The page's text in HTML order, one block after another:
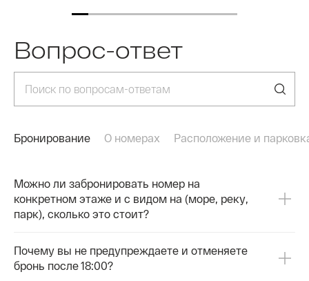
💻 Или бронируйте онлайн:
hotel-vladivostok
📍 г. Владивосток, ул. Набережная, д.10
Вопрос-ответ
Бронирование О номерах Расположение и
Можно ли забронировать номер на
конкретном этаже и с видом на (море, реку,
парк), сколько это стоит?
Почему вы не предупреждаете и отменяете
бронь после 18:00?